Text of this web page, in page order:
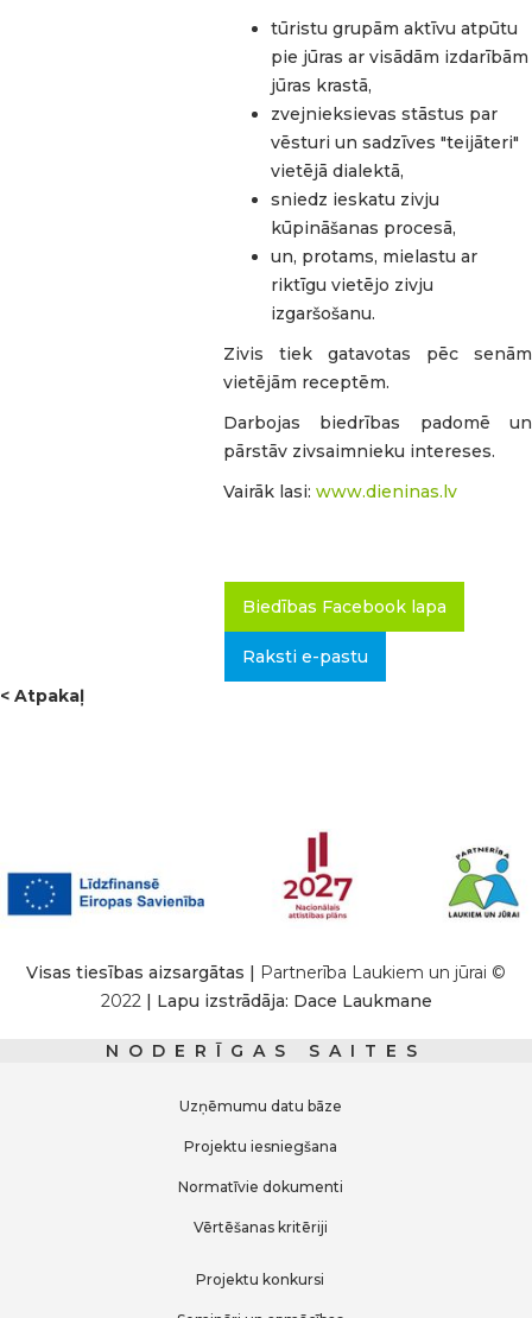
tūristu grupām aktīvu atpūtu
pie jūras ar visādām izdarībām
jūras krastā,
zvejnieksievas stāstus par
vēsturi un sadzīves "teijāteri"
vietējā dialektā,
sniedz ieskatu zivju
kūpināšanas procesā,
un, protams, mielastu ar
riktīgu vietējo zivju
izgaršošanu.
Zivis tiek gatavotas pēc senām
vietējām receptēm.
Darbojas biedrības padomē un
pārstāv zivsaimnieku intereses.
Vairāk lasi: www.dieninas.lv
Biedības Facebook lapa
Raksti e-pastu
< Atpakaļ
Visas tiesības aizsargātas | Partnerība Laukiem un jūrai ©
2022| Lapu izstrādāja: Dace Laukmane
NODERĪGAS SAITES
Uzņēmumu datu bāze
Projektu iesniegšana
Normatīvie dokumenti
Vērtēšanas kritēriji
Projektu konkursi